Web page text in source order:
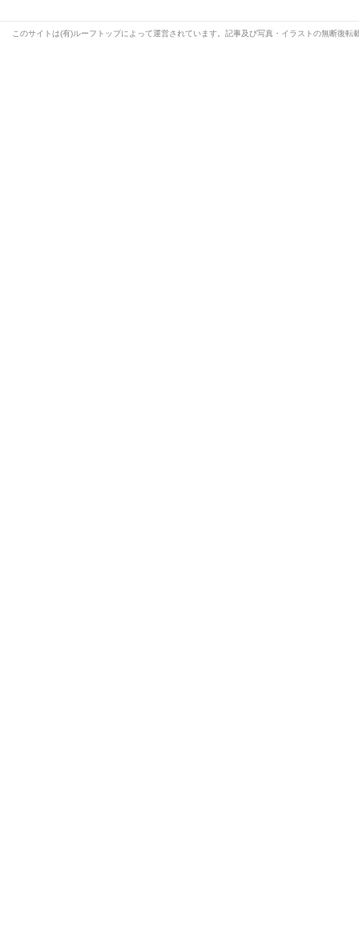
このサイトは(有)ルーフトップによって運営されています。記事及び写真・イラストの無断復転